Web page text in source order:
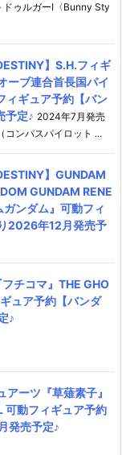
ドゥルガーI〈Bunny Sty
】S.H.フィギ
ーブ連合首長国パイ
ィギュア予約【バン
予定♪ 2024年7月発売
コンパスパイロット ...
】GUNDAM
GUNDAM RENE
ンダム』可動フィ
2026年12月発売予
フチコマ』THE GHO
ュア予約【バンダ
♪
アーツ『草薙素子』
可動フィギュア予約
発売予定♪